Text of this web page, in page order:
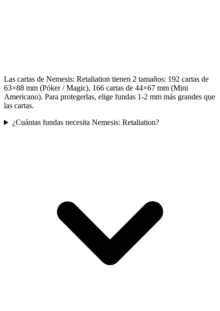
Las cartas de Nemesis: Retaliation tienen 2 tamaños: 192 cartas de
63×88 mm (Póker / Magic), 166 cartas de 44×67 mm (Mini
Americano). Para protegerlas, elige fundas 1-2 mm más grandes que
las cartas.
¿Cuántas fundas necesita Nemesis: Retaliation?